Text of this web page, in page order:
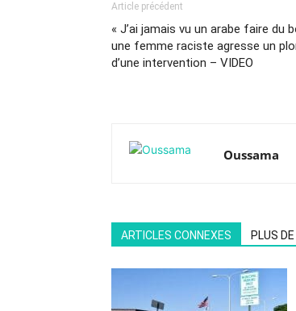
Article précédent
« J’ai jamais vu un arabe faire du
une femme raciste agresse un
d’une intervention – VIDEO
Oussama
ARTICLES CONNEXES PLUS